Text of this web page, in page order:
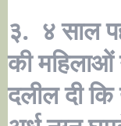
३. ४ साल
की
दलील दी